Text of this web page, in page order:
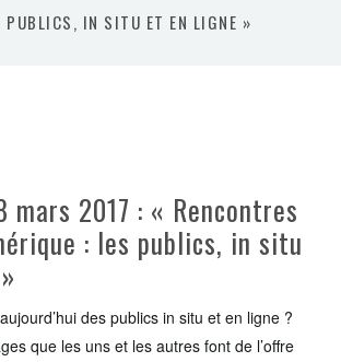
PUBLICS, IN SITU ET EN LIGNE »
mars 2017 : « Rencontres
: les publics, in situ
des publics in situ et en ligne ?
que les uns et les autres font de l’offre